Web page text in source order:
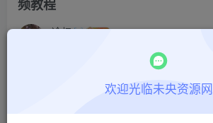
频教程
冷权
欢迎光临未央资源网